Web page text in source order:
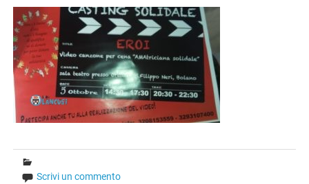
Scrivi un commento